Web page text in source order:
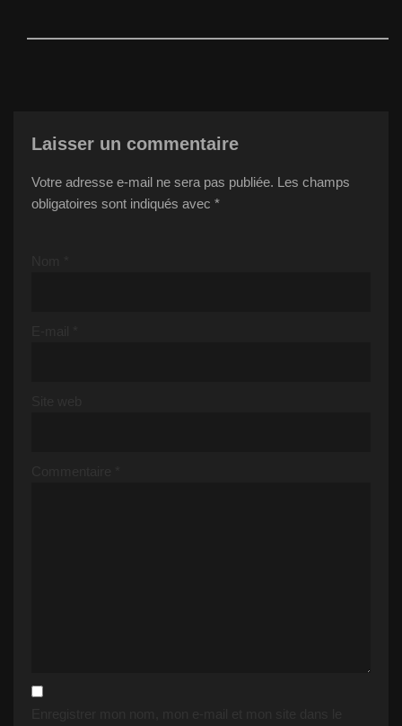
Laisser un commentaire
Votre adresse e-mail ne sera pas publiée. Les champs
obligatoires sont indiqués avec *